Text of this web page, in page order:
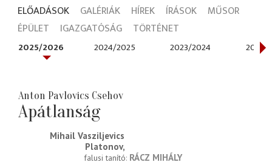
ELŐADÁSOK GALÉRIÁK HÍREK ÍRÁSOK
MŰSOR
ÉPÜLET
IGAZGATÓSÁG TÖRTÉNET
2025/2026 2024/2025 2023/2024 2022/
Anton Pavlovics Csehov
Apátlanság
Mihail Vasziljevics
Platonov
falusi tanító RÁCZ MIHÁLY